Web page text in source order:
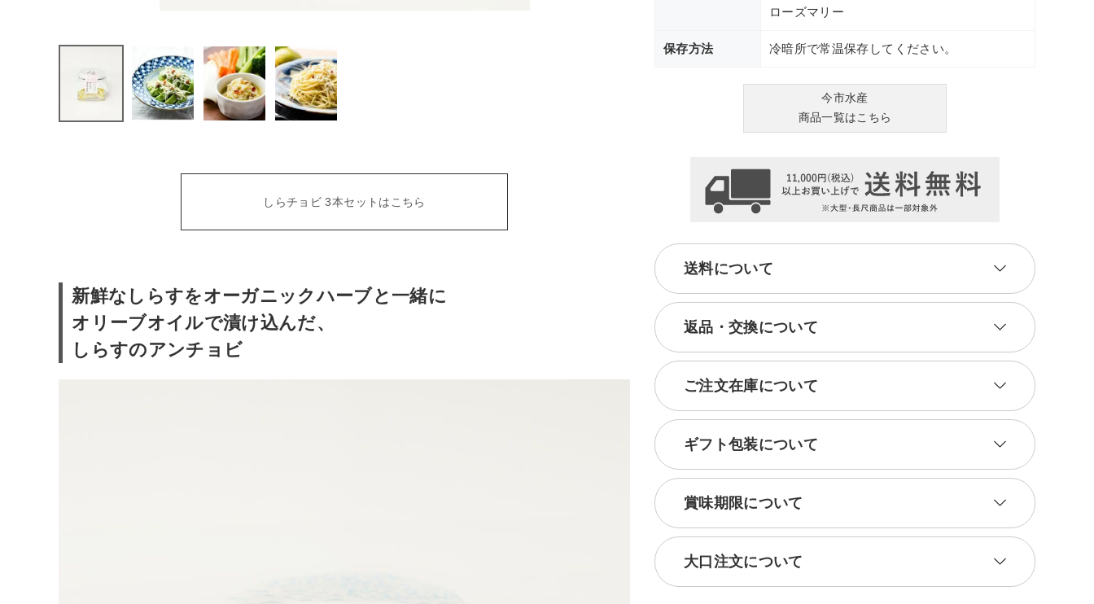
CATEGORY
ナチュラル服
ブランド
全ての商品
しらチョビ 3本セットはこちら
新鮮なしらすをオーガニックハーブと一緒に
オリーブオイルで漬け込んだ、
しらすのアンチョビ
ローズマリー
保存方法 冷暗所で常温保存してください。
今市水産
商品一覧はこちら
送料について
返品・交換について
ご注文在庫について
ギフト包装について
賞味期限について
大口注文について